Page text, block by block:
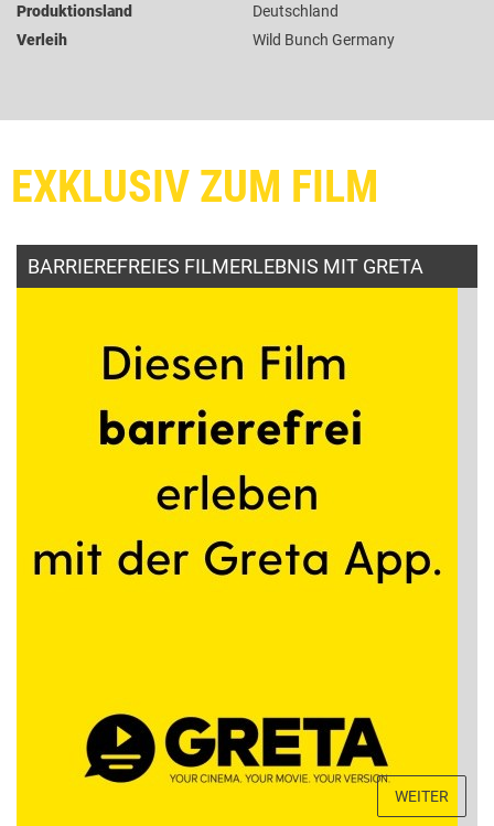
Produktionsland
Deutschland
Verleih
Wild Bunch Germany
EXKLUSIV ZUM FILM
BARRIEREFREIES FILMERLEBNIS MIT GRETA
WEITER